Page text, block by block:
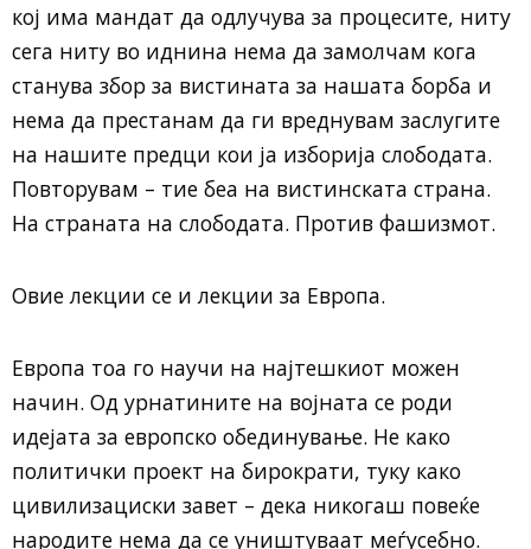
кој има мандат да одлучува за процесите, ниту
сега ниту во иднина нема да замолчам кога
станува збор за вистината за нашата борба и
нема да престанам да ги вреднувам заслугите
на нашите предци кои ја изборија слободата.
Повторувам – тие беа на вистинската страна.
На страната на слободата. Против фашизмот.
Овие лекции се и лекции за Европа.
Европа тоа го научи на најтешкиот можен
начин. Од урнатините на војната се роди
идејата за европско обединување. Не како
политички проект на бирократи, туку како
цивилизациски завет – дека никогаш повеќе
народите нема да се уништуваат меѓусебно.